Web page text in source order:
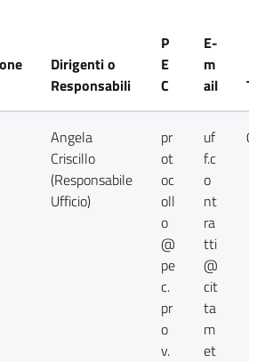
Dirigenti o
Responsabili
P
E
C
E-
m
ail
Angela
Criscillo
(Responsabile
Ufficio)
pr
ot
oc
oll
o
@
pe
c.
pr
o
v.
uf
f.c
o
nt
ra
tti
@
cit
ta
m
et